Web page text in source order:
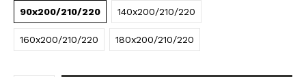
90x200/210/220 140x200/210/220
160x200/210/220 180x200/210/220